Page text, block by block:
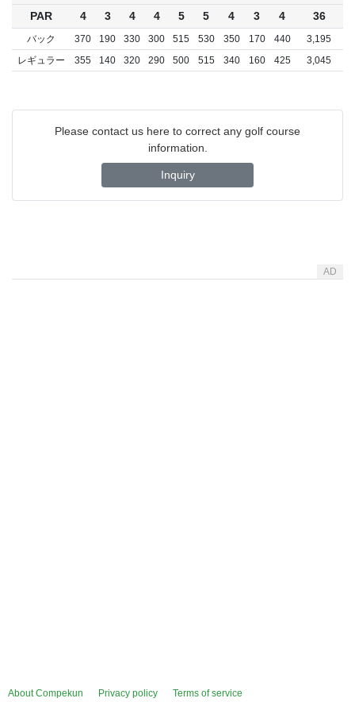
PAR
4 3 4 4 5 5 4 3 4 36
バック 370 190 330 300 515 530 350 170 440
3,195
レギュラー
355 140 320 290 500 515 340 160 425 3,045
Please contact us here to correct any golf course
information.
Inquiry
AD
About Compekun Privacy policy Terms of service